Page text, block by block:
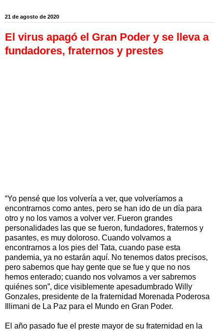
21 de agosto de 2020
El virus apagó el Gran Poder y se lleva a
fundadores, fraternos y prestes
“Yo pensé que los volvería a ver, que volveríamos a
encontrarnos como antes, pero se han ido de un día para
otro y no los vamos a volver ver. Fueron grandes
personalidades las que se fueron, fundadores, fraternos y
pasantes, es muy doloroso. Cuando volvamos a
encontrarnos a los pies del Tata, cuando pase esta
pandemia, ya no estarán aquí. No tenemos datos precisos,
pero sabemos que hay gente que se fue y que no nos
hemos enterado; cuando nos volvamos a ver sabremos
quiénes son”, dice visiblemente apesadumbrado Willy
Gonzales, presidente de la fraternidad Morenada Poderosa
Illimani de La Paz para el Mundo en Gran Poder.
El año pasado fue el preste mayor de su fraternidad en la